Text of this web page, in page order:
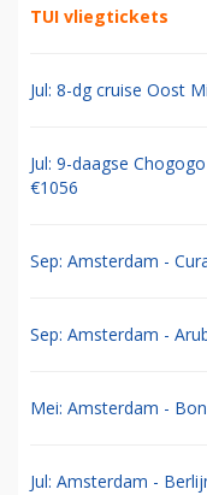
TUI vliegtickets
Jul: 8-dg cruise Oost
Jul: 9-daagse
€1056
Sep: Amsterdam -
Sep: Amsterdam -
Mei: Amsterdam -
Jul: Amsterdam -